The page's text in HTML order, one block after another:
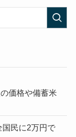
価格や備蓄米
国民に2万円で